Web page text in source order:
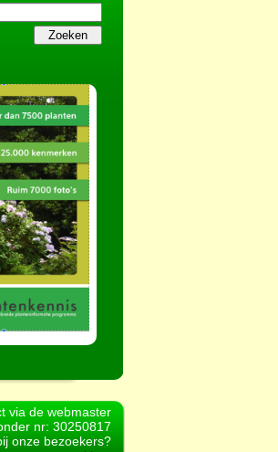
via de webmaster
nr: 30250817
onze bezoekers?